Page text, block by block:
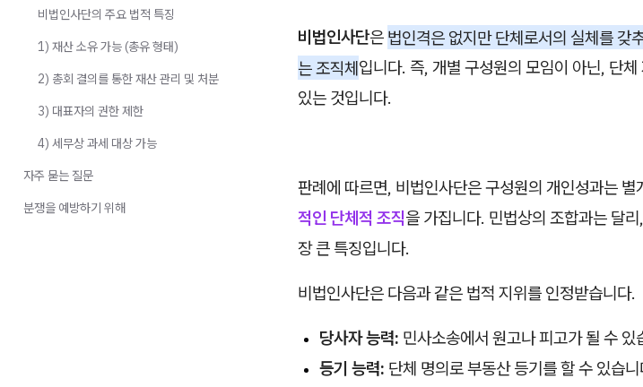
비법인사단은 법인격은 없지만 단체로서의 실체를 갖
는 조직체입니다. 즉, 개별 구성원의 모임이 아닌, 단
있는 것입니다.
판례에 따르면, 비법인사단은 구성원의 개인성과는
적인 단체적 조직을 가집니다. 민법상의 조합과는 달
장 큰 특징입니다.
비법인사단은 다음과 같은 법적 지위를 인정받습니다.
당사자 능력: 민사소송에서 원고나 피고가 될 수 있
등기 능력: 단체 명의로 부동산 등기를 할 수 있습니
비법인사단의 주요 법적 특징
1) 재산 소유 가능 (총유 형태)
2) 총회 결의를 통한 재산 관리 및 처분
3) 대표자의 권한 제한
4) 세무상 과세 대상 가능
자주 묻는 질문
분쟁을 예방하기 위해